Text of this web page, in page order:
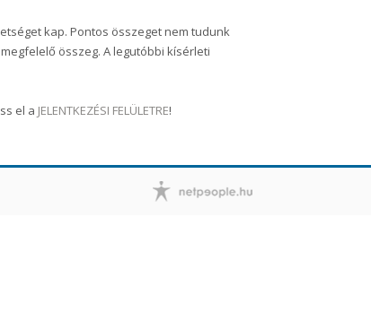
kap. Pontos összeget nem tudunk
összeg. A legutóbbi kísérleti
el a JELENTKEZÉSI FELÜLETRE!